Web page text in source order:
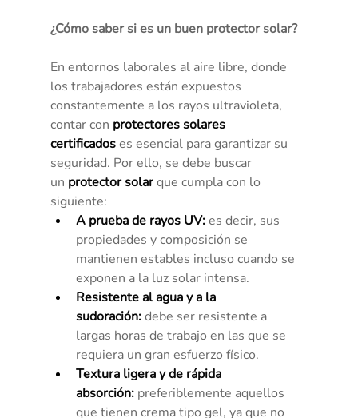
¿Cómo saber si es un buen protector solar?
En entornos laborales al aire libre, donde
los trabajadores están expuestos
constantemente a los rayos ultravioleta,
contar con protectores solares
certificados es esencial para garantizar su
seguridad. Por ello, se debe buscar
un protector solar que cumpla con lo
siguiente:
A prueba de rayos UV: es decir, sus
propiedades y composición se
mantienen estables incluso cuando se
exponen a la luz solar intensa.
Resistente al agua y a la
sudoración: debe ser resistente a
largas horas de trabajo en las que se
requiera un gran esfuerzo físico.
Textura ligera y de rápida
absorción: preferiblemente aquellos
que tienen crema tipo gel, ya que no